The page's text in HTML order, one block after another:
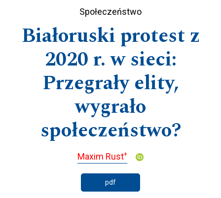
Społeczeństwo
Białoruski protest z
2020 r. w sieci:
Przegrały elity,
wygrało
społeczeństwo?
Maxim Rust+
pdf